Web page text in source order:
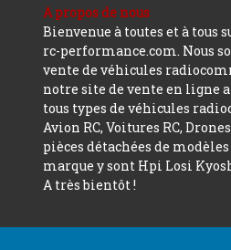
A propos de nous
Bienvenue à toutes et à tous
rc-performance.com. Nous
vente de véhicules
notre site de vente en ligne
tous types de véhicules
Avion RC, Voitures RC,
pièces détachées de
marque y sont Hpi Losi
A très bientôt !